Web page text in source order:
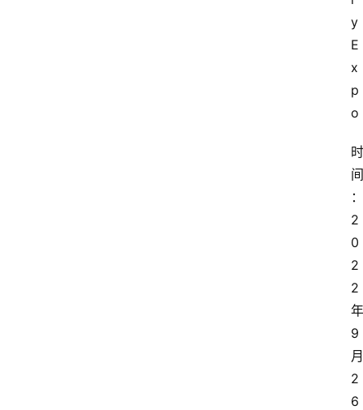
y
E
x
p
o
时
间
：
2
0
2
2
年
9
月
2
6